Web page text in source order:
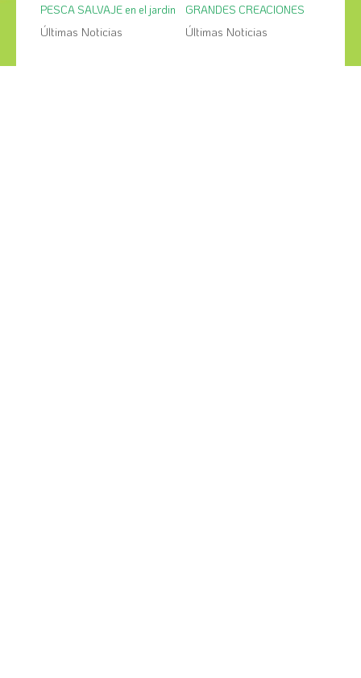
PESCA SALVAJE en el jardin
Últimas Noticias
GRANDES CREACIONES
Últimas Noticias